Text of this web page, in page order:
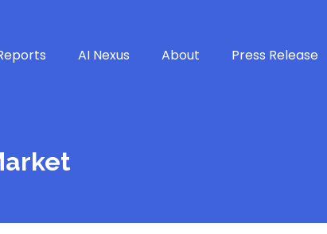
AI Nexus About Press Release